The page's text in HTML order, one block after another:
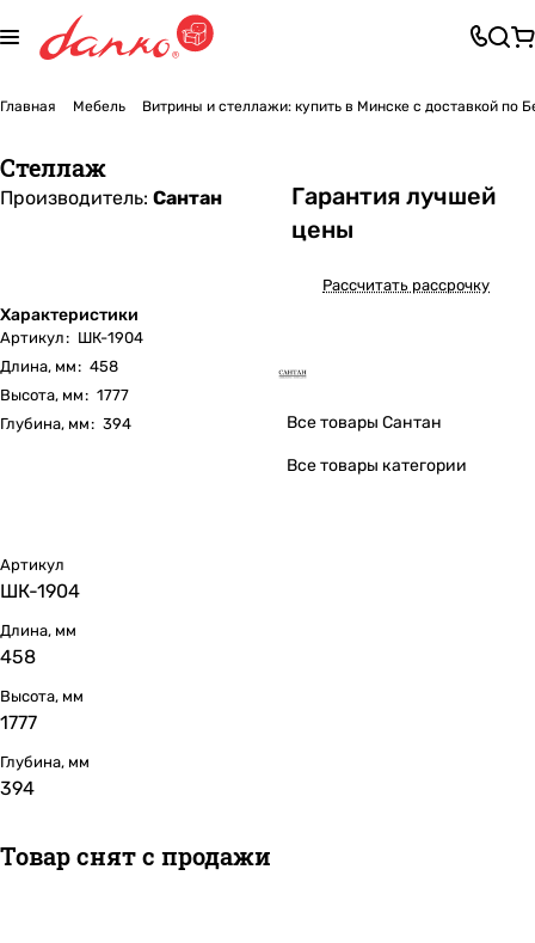
Главная Мебель Витрины и стеллажи: купить в Минске с доставкой по
Стеллаж
Производитель: Сантан
Характеристики
Артикул: ШК-1904
Длина, мм: 458
Высота, мм: 1777
Глубина, мм: 394
Гарантия лучшей
цены
Рассчитать рассрочку
Все товары Сантан
Все товары категории
Артикул
ШК-1904
Длина, мм
458
Высота, мм
1777
Глубина, мм
394
Товар снят с продажи